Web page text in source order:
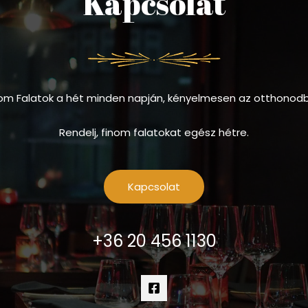
Falatok a hét minden napján, kényelmesen az
Rendelj, finom falatokat egész hétre.
Kapcsolat
+36 20 456 1130